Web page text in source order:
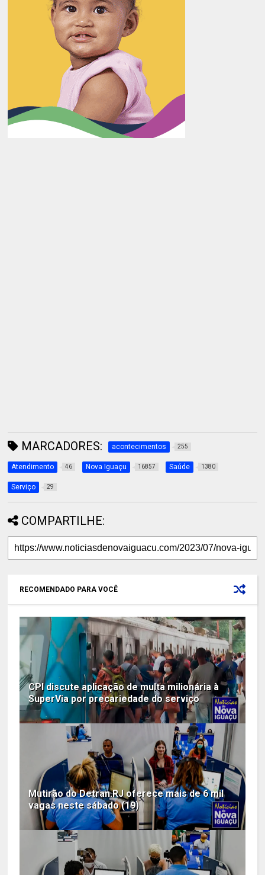
MARCADORES: acontecimentos 255
Atendimento 46 Nova Iguaçu 16857 Saúde 1380
Serviço 29
COMPARTILHE:
RECOMENDADO PARA VOCÊ
CPI discute aplicação de multa milionária à
SuperVia por precariedade do serviço
Mutirão do Detran.RJ oferece mais de 6 mil
vagas neste sábado (19)